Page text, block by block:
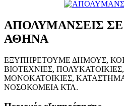
ΑΠΟΛΥΜΑΝΣΕΙΣ
ΑΘΗΝΑ
ΕΞΥΠΗΡΕΤΟΥΜΕ ΔΗΜΟΥΣ,
ΒΙΟΤΕΧΝΙΕΣ,
ΜΟΝΟΚΑΤΟΙΚΙΕΣ,
ΝΟΣΟΚΟΜΕΙΑ ΚΤΛ.